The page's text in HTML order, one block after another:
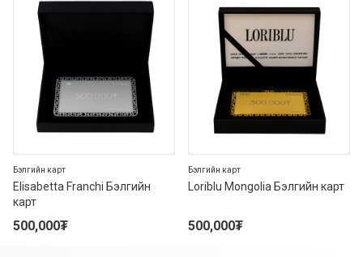
Elisabetta Franchi Бэлгийн
карт
Бэлгийн карт
500,000₮
Loriblu Mongolia Бэлгийн карт
Бэлгийн карт
500,000₮